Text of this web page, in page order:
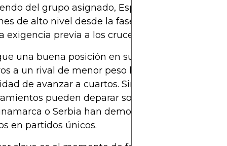
del grupo asignado, España podría
de alto nivel desde la fase de grupos, lo cual
exigencia previa a los cruces de eliminación
una buena posición en su grupo, puede
a un rival de menor peso histórico, lo que
de avanzar a cuartos. Sin embargo, los
pueden deparar sorpresas, y
o Serbia han demostrado que pueden
en partidos únicos.